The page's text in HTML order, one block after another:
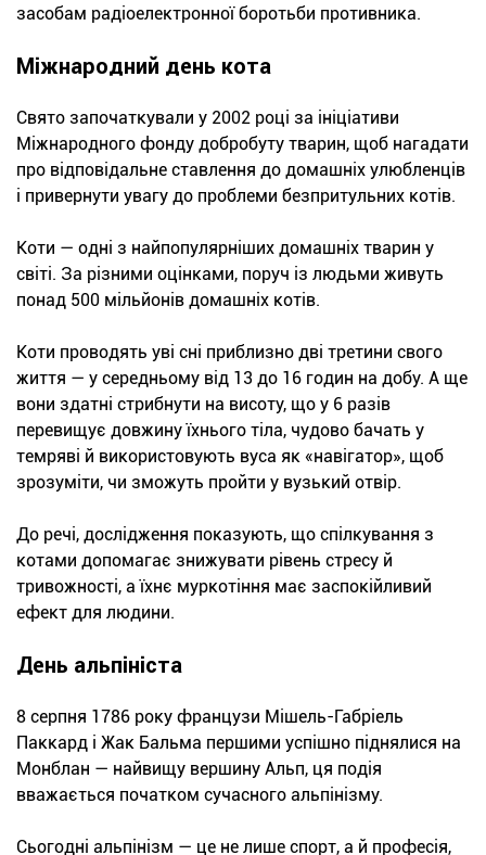
засобам радіоелектронної боротьби противника.
Міжнародний день кота
Свято започаткували у 2002 році за ініціативи
Міжнародного фонду добробуту тварин, щоб нагадати
про відповідальне ставлення до домашніх улюбленців
і привернути увагу до проблеми безпритульних котів.
Коти — одні з найпопулярніших домашніх тварин у
світі. За різними оцінками, поруч із людьми живуть
понад 500 мільйонів домашніх котів.
Коти проводять уві сні приблизно дві третини свого
життя — у середньому від 13 до 16 годин на добу. А ще
вони здатні стрибнути на висоту, що у 6 разів
перевищує довжину їхнього тіла, чудово бачать у
темряві й використовують вуса як «навігатор», щоб
зрозуміти, чи зможуть пройти у вузький отвір.
До речі, дослідження показують, що спілкування з
котами допомагає знижувати рівень стресу й
тривожності, а їхнє муркотіння має заспокійливий
ефект для людини.
День альпініста
8 серпня 1786 року французи Мішель-Габріель
Паккард і Жак Бальма першими успішно піднялися на
Монблан — найвищу вершину Альп, ця подія
вважається початком сучасного альпінізму.
Сьогодні альпінізм — це не лише спорт, а й професія,